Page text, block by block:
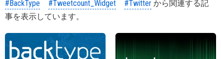
#BackType
#Tweetcount_Widget #Twitter から関連する記
事を表示しています。